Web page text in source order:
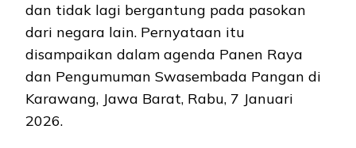
dan tidak lagi bergantung pada pasokan
dari negara lain. Pernyataan itu
disampaikan dalam agenda Panen Raya
dan Pengumuman Swasembada Pangan di
Karawang, Jawa Barat, Rabu, 7 Januari
2026.